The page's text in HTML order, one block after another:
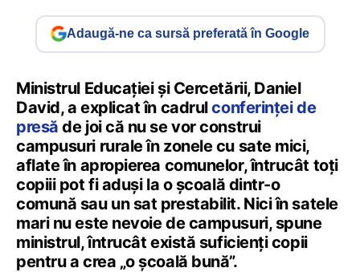
Adaugă-ne ca sursă preferată în Google
Ministrul Educației și Cercetării, Daniel
David, a explicat în cadrulconferinței de
presă de joi că nu se vor construi
campusuri rurale în zonele cu sate mici,
aflate în apropierea comunelor, întrucât toți
copiii pot fi aduși la o școală dintr-o
comună sau un sat prestabilit. Nici în satele
mari nu este nevoie de campusuri, spune
ministrul, întrucât există suficienți copii
pentru a crea „o școală bună”.